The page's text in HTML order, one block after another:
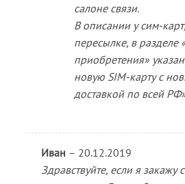
салоне связи.
В описании у сим-
пересылке, в разделе
приобретения»
новую SIM-карту с
доставкой по всей
Иван – 20.12.2019
Здравствуйте, если я закажу